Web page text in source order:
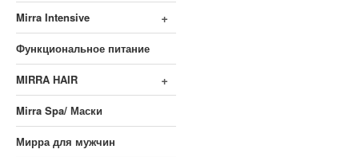
+
Mirra Intensive
Функциональное питание
+
MIRRA HAIR
Mirra Spa/ Маски
Мирра для мужчин